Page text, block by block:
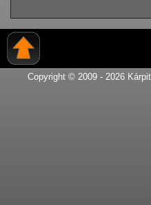
Copyright © 2009 - 2026